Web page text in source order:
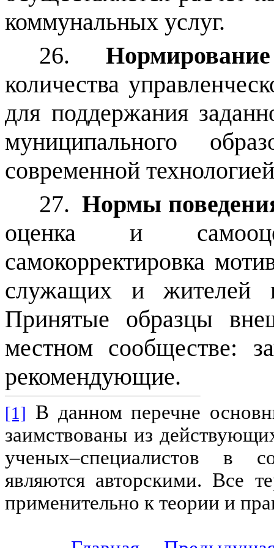
коммунальных услуг.
26.
количества
для поддержания
муниципального
современной
27. Нормы
оценка и
самокорректировка
служащих и жителей
Принятые образцы
местном сообществе:
рекомендующие.
[1] В данном перечне
заимствованы из
ученых–специалистов в
являются авторскими. Все
применительно к теории и